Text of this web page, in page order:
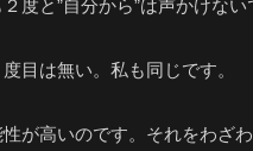
と”自分から”は声かけない
目は無い。私も同じです。
が高いのです。それをわざ